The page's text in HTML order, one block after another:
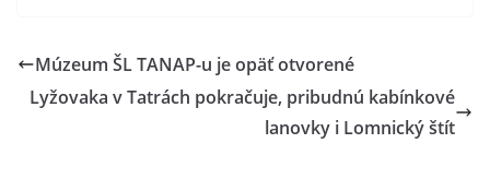
Múzeum ŠL TANAP-u je opäť otvorené
Lyžovaka v Tatrách pokračuje, pribudnú kabínkové
lanovky i Lomnický štít